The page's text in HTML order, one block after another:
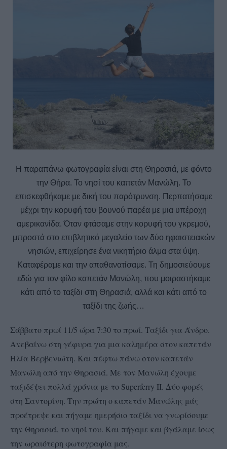
H παραπάνω φωτογραφία είναι στη Θηρασιά, με φόντο
την Θήρα. Το νησί του καπετάν Μανώλη. Το
επισκεφθήκαμε με δική του παρότρυνση. Περπατήσαμε
μέχρι την κορυφή του βουνού παρέα με μια υπέροχη
αμερικανίδα. Όταν φτάσαμε στην κορυφή του γκρεμού,
μπροστά στο επιβλητικό μεγαλείο των δύο ηφαιστειακών
νησιών, επιχείρησε ένα νικητήριο άλμα στα ύψη.
Καταφέραμε και την απαθανατίσαμε. Τη δημοσιεύουμε
εδώ για τον φίλο καπετάν Μανώλη, που μοιραστήκαμε
κάτι από το ταξίδι στη Θηρασιά, αλλά και κάτι από το
ταξίδι της ζωής…
Σάββατο πρωί 11/5 ώρα 7:30 το πρωί. Ταξίδι για Άνδρο.
Ανεβαίνω στη γέφυρα για μια καλημέρα στον καπετάν
Ηλία Βερβενιώτη. Και πέφτω πάνω στον καπετάν
Μανώλη από την Θηρασιά. Με τον Μανώλη έχουμε
ταξιδέψει πολλά χρόνια με το Superferry II. Δύο φορές
στη Σαντορίνη. Την πρώτη ο καπετάν Μανώλης μάς
προέτρεψε και πήγαμε ημερήσιο ταξίδι να γνωρίσουμε
την Θηρασιά, το νησί του. Και πήγαμε και βγάλαμε ίσως
την ωραιότερη φωτογραφία μας.